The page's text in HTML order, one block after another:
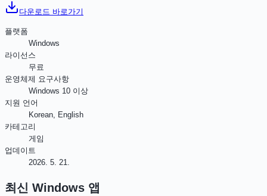
다운로드 바로가기
플랫폼
Windows
라이선스
무료
운영체제 요구사항
Windows 10 이상
지원 언어
Korean, English
카테고리
게임
업데이트
2026. 5. 21.
최신 Windows 앱